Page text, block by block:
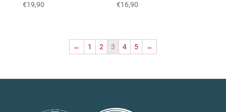
€19,90 €16,90
← 1 2 3 4 5 →